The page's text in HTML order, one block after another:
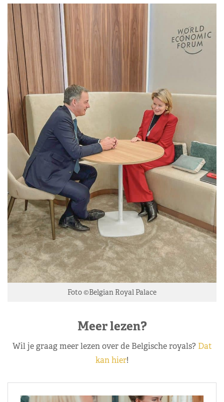
Foto ©Belgian Royal Palace
Meer lezen?
Wil je graag meer lezen over de Belgische royals? Dat
kan hier!